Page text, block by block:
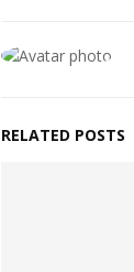
RELATED POSTS